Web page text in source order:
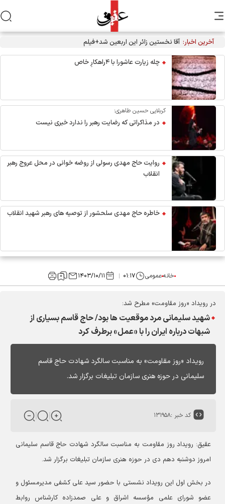
آخرین اخبار: آقا نخستین زائر این اربعین شد+فیلم
چله زیارت عاشورا با ۴راهکارِ خاص
کربلایی حسین طاهری:
در مذاکراتی که رضایت رهبر را ندارد خبری نیست
روایت حاج مهدی رسولی از روضه خوانی در محل عروج رهبر
انقلاب
خاطره حاج مهدی سلحشور از توصیه های رهبر شهید انقلاب
خانهعمومی ۰۱:۱۷ ۱۴۰۳/۱۰/۱۱
در رویداد «روز مقاومت» مطرح شد:
شهید سلیمانی مرد موقعیت ها بود/ حاج قاسم بسیاری از
شبهات درباره ایران را با «عمل» برطرف کرد
رویداد «روز مقاومت» به مناسبت سالگرد شهادت حاج قاسم
سلیمانی در حوزه هنری سازمان تبلیغات برگزار شد.
کد خبر :۱۳۱۹۵۸
عقیق: رویداد روز مقاومت به مناسبت سالگرد شهادت حاج قاسم سلیمانی
امروز دوشنبه دهم دی در حوزه هنری سازمان تبلیغات برگزار شد.
در بخش اول این رویداد نشستی با حضور سید علی کشفی مدیرمسئول و
عضو شورای علمی مؤسسه اشراق و علی صمدزاده کارشناس روابط